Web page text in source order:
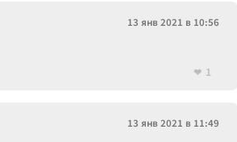
13 янв 2021 в 10:56
1
13 янв 2021 в 11:49